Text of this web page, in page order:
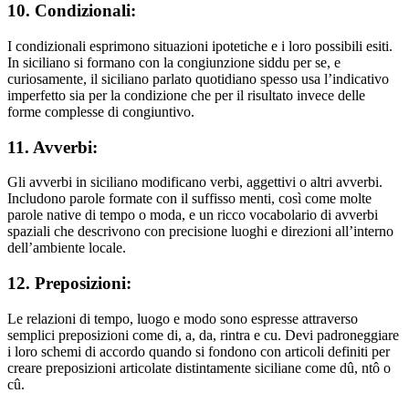
10. Condizionali:
I condizionali esprimono situazioni ipotetiche e i loro possibili esiti.
In siciliano si formano con la congiunzione siddu per se, e
curiosamente, il siciliano parlato quotidiano spesso usa l’indicativo
imperfetto sia per la condizione che per il risultato invece delle
forme complesse di congiuntivo.
11. Avverbi:
Gli avverbi in siciliano modificano verbi, aggettivi o altri avverbi.
Includono parole formate con il suffisso menti, così come molte
parole native di tempo o moda, e un ricco vocabolario di avverbi
spaziali che descrivono con precisione luoghi e direzioni all’interno
dell’ambiente locale.
12. Preposizioni:
Le relazioni di tempo, luogo e modo sono espresse attraverso
semplici preposizioni come di, a, da, rintra e cu. Devi padroneggiare
i loro schemi di accordo quando si fondono con articoli definiti per
creare preposizioni articolate distintamente siciliane come dû, ntô o
cû.